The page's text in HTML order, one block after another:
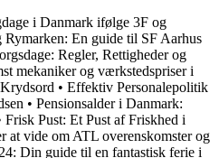
i Danmark ifølge 3F og
Rymarken: En guide til SF Aarhus
Regler, Rettigheder og
mekaniker og værkstedspriser i
• Effektiv Personalepolitik
• Pensionsalder i Danmark:
Frisk Pust: Et Pust af Friskhed i
at vide om ATL overenskomster og
Din guide til en fantastisk ferie i